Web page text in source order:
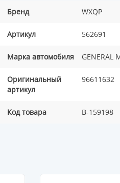
Бренд WXQP
Артикул 562691
Марка автомобиля GENERAL
Оригинальный
артикул
96611632
Код товара B-159198